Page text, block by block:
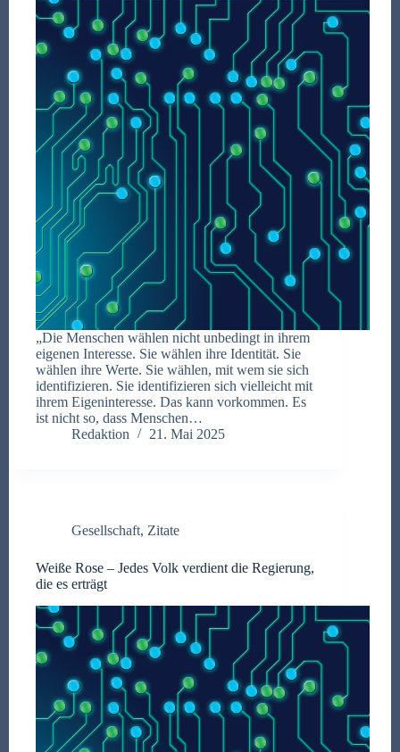
„Die Menschen wählen nicht unbedingt in ihrem
eigenen Interesse. Sie wählen ihre Identität. Sie
wählen ihre Werte. Sie wählen, mit wem sie sich
identifizieren. Sie identifizieren sich vielleicht mit
ihrem Eigeninteresse. Das kann vorkommen. Es
ist nicht so, dass Menschen…
Redaktion
21. Mai 2025
Gesellschaft, Zitate
Weiße Rose – Jedes Volk verdient die Regierung,
die es erträgt